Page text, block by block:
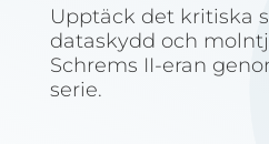
Upptäck det kritiska
dataskydd och
Schrems II-eran
serie.